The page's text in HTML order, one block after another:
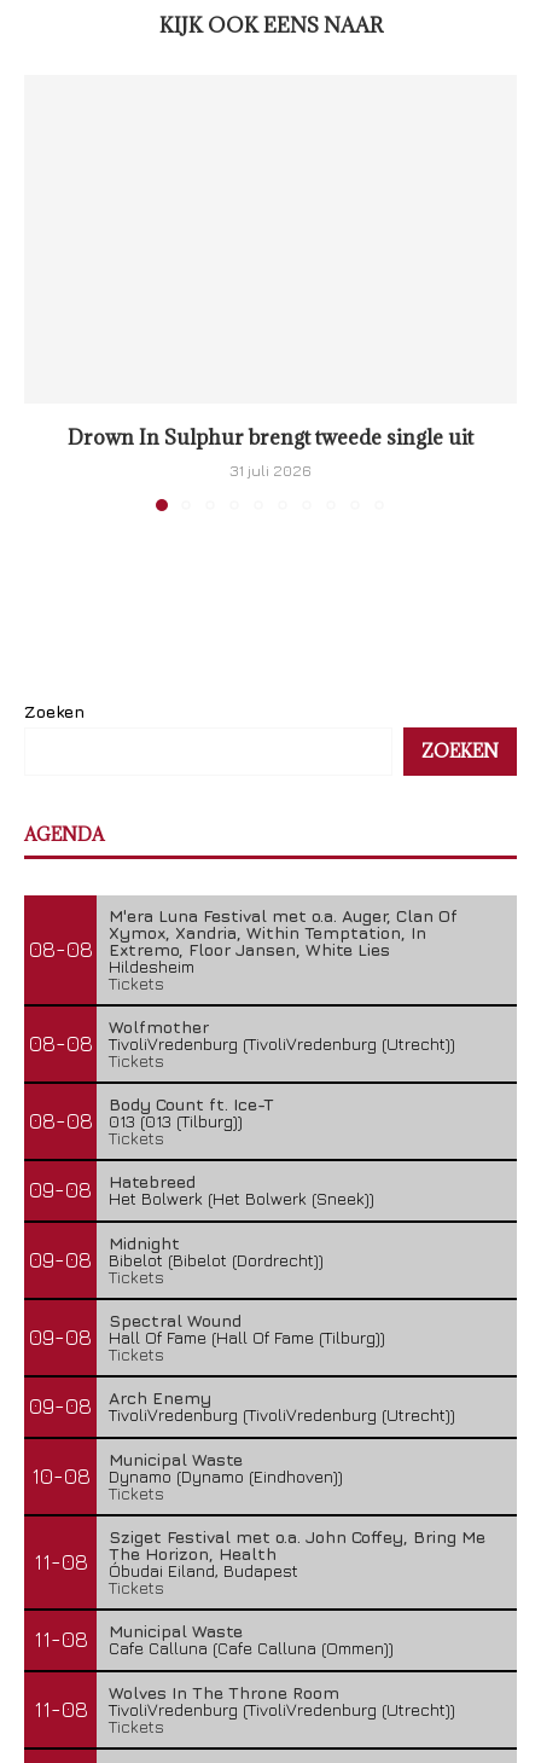
KIJK OOK EENS NAAR
Drown In Sulphur brengt tweede single uit
31 juli 2026
Zoeken
ZOEKEN
AGENDA
08-08
M'era Luna Festival met o.a. Auger, Clan Of
Xymox, Xandria, Within Temptation, In
Extremo, Floor Jansen, White Lies
Hildesheim
Tickets
08-08
Wolfmother
TivoliVredenburg (TivoliVredenburg (Utrecht))
Tickets
08-08
Body Count ft. Ice-T
013 (013 (Tilburg))
Tickets
09-08
Hatebreed
Het Bolwerk (Het Bolwerk (Sneek))
09-08
Midnight
Bibelot (Bibelot (Dordrecht))
Tickets
09-08
Spectral Wound
Hall Of Fame (Hall Of Fame (Tilburg))
Tickets
09-08
Arch Enemy
TivoliVredenburg (TivoliVredenburg (Utrecht))
10-08
Municipal Waste
Dynamo (Dynamo (Eindhoven))
Tickets
11-08
Sziget Festival met o.a. John Coffey, Bring Me
The Horizon, Health
Óbudai Eiland, Budapest
Tickets
11-08
Municipal Waste
Cafe Calluna (Cafe Calluna (Ommen))
11-08
Wolves In The Throne Room
TivoliVredenburg (TivoliVredenburg (Utrecht))
Tickets